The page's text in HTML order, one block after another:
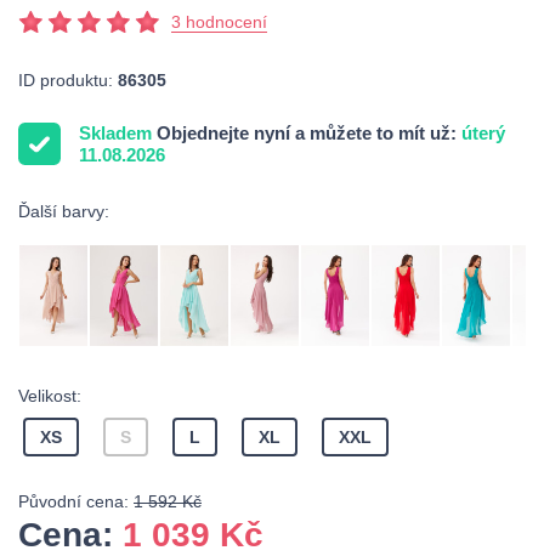
3 hodnocení
ID produktu: 86305
Skladem Objednejte nyní a můžete to mít už: úterý
11.08.2026
Ďalší barvy:
Velikost:
XS S L XL XXL
Původní cena: 1 592 Kč
Cena: 1 039 Kč